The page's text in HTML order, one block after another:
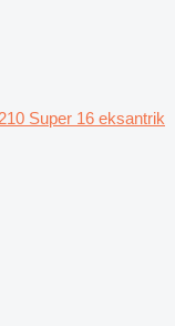
Super 16 eksantrik